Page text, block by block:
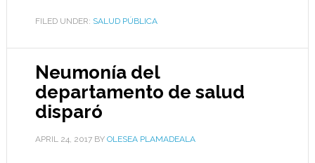
FILED UNDER: SALUD PÚBLICA
Neumonía del
departamento de salud
disparó
APRIL 24, 2017BY OLESEA PLAMADEALA